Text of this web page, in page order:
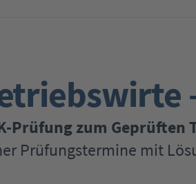
Prüfung zum Geprüften
Prüfungstermine mit